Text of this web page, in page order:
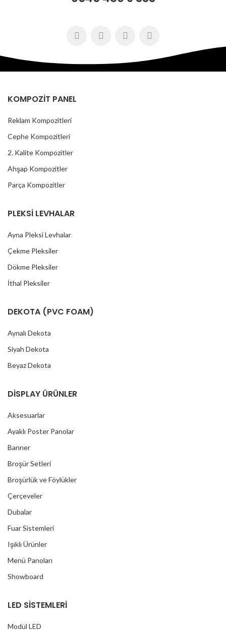
KOMPOZİT PANEL
Reklam Kompozitleri
Cephe Kompozitleri
2. Kalite Kompozitler
Ahşap Kompozitler
Parça Kompozitler
PLEKSİ LEVHALAR
Ayna Pleksi Levhalar
Çekme Pleksiler
Dökme Pleksiler
İthal Pleksiler
DEKOTA (PVC FOAM)
Aynalı Dekota
Siyah Dekota
Beyaz Dekota
DİSPLAY ÜRÜNLER
Aksesuarlar
Ayaklı Poster Panolar
Banner
Broşür Setleri
Broşürlük ve Föylükler
Çerçeveler
Dubalar
Fuar Sistemleri
Işıklı Ürünler
Menü Panoları
Showboard
LED SİSTEMLERİ
Modül LED